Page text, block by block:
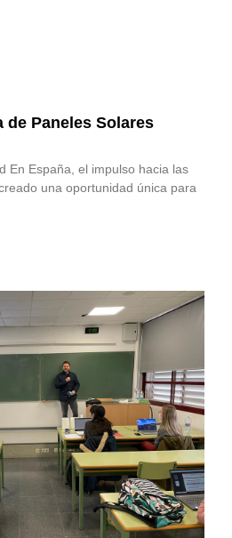
de Paneles Solares
En España, el impulso hacia las
una oportunidad única para